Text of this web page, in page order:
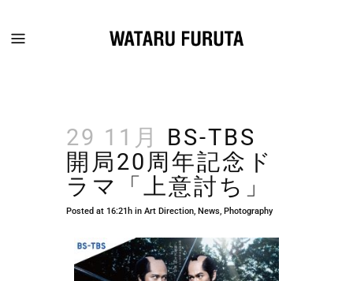
29 11月
BS-TBS
開局20周年記念ド
ラマ「上意討ち」
Posted at 16:21h in Art Direction News Photography